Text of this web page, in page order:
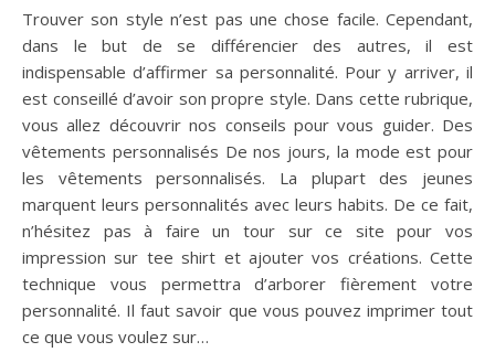
Trouver son style n’est pas une chose facile. Cependant,
dans le but de se différencier des autres, il est
indispensable d’affirmer sa personnalité. Pour y arriver, il
est conseillé d’avoir son propre style. Dans cette rubrique,
vous allez découvrir nos conseils pour vous guider. Des
vêtements personnalisés De nos jours, la mode est pour
les vêtements personnalisés. La plupart des jeunes
marquent leurs personnalités avec leurs habits. De ce fait,
n’hésitez pas à faire un tour sur ce site pour vos
impression sur tee shirt et ajouter vos créations. Cette
technique vous permettra d’arborer fièrement votre
personnalité. Il faut savoir que vous pouvez imprimer tout
ce que vous voulez sur…